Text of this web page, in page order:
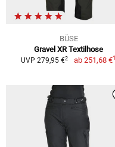
BÜSE
Gravel XR Textilhose
UVP 279,95 €2 ab 251,68 €1